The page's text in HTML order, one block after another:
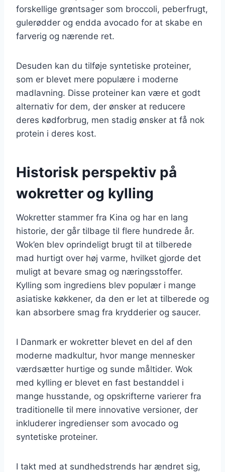
forskellige grøntsager som broccoli, peberfrugt,
gulerødder og endda avocado for at skabe en
farverig og nærende ret.
Desuden kan du tilføje syntetiske proteiner,
som er blevet mere populære i moderne
madlavning. Disse proteiner kan være et godt
alternativ for dem, der ønsker at reducere
deres kødforbrug, men stadig ønsker at få nok
protein i deres kost.
Historisk perspektiv på
wokretter og kylling
Wokretter stammer fra Kina og har en lang
historie, der går tilbage til flere hundrede år.
Wok’en blev oprindeligt brugt til at tilberede
mad hurtigt over høj varme, hvilket gjorde det
muligt at bevare smag og næringsstoffer.
Kylling som ingrediens blev populær i mange
asiatiske køkkener, da den er let at tilberede og
kan absorbere smag fra krydderier og saucer.
I Danmark er wokretter blevet en del af den
moderne madkultur, hvor mange mennesker
værdsætter hurtige og sunde måltider. Wok
med kylling er blevet en fast bestanddel i
mange husstande, og opskrifterne varierer fra
traditionelle til mere innovative versioner, der
inkluderer ingredienser som avocado og
syntetiske proteiner.
I takt med at sundhedstrends har ændret sig,